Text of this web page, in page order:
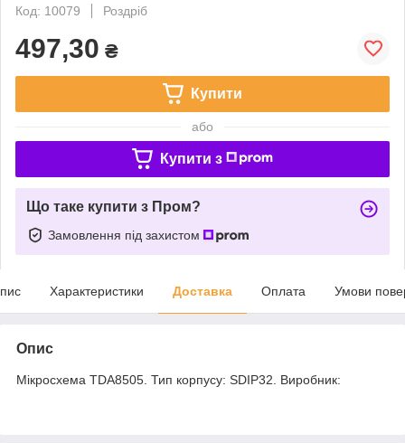
Код: 10079
Роздріб
497,30 ₴
Купити
або
Купити з
Що таке купити з Пром?
Замовлення під захистом
Характеристики Доставка Оплата Умови
Опис
Мікросхема TDA8505. Тип корпусу: SDIP32. Виробник: